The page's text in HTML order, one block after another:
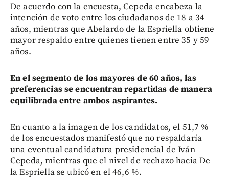
De acuerdo con la encuesta, Cepeda encabeza la
intención de voto entre los ciudadanos de 18 a 34
años, mientras que Abelardo de la Espriella obtiene
mayor respaldo entre quienes tienen entre 35 y 59
años.
En el segmento de los mayores de 60 años, las
preferencias se encuentran repartidas de manera
equilibrada entre ambos aspirantes.
En cuanto a la imagen de los candidatos, el 51,7 %
de los encuestados manifestó que no respaldaría
una eventual candidatura presidencial de Iván
Cepeda, mientras que el nivel de rechazo hacia De
la Espriella se ubicó en el 46,6 %.